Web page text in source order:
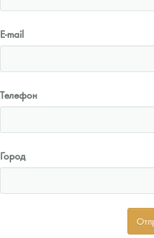
E-mail
Телефон
Город